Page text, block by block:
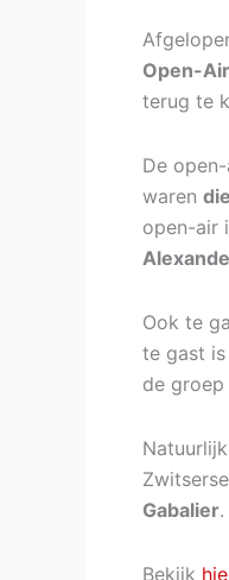
Open-Air
terug te
De
waren
open-air
Ook te
te gast is
de groep
Zwitserse
Gabalier.
Bekijk